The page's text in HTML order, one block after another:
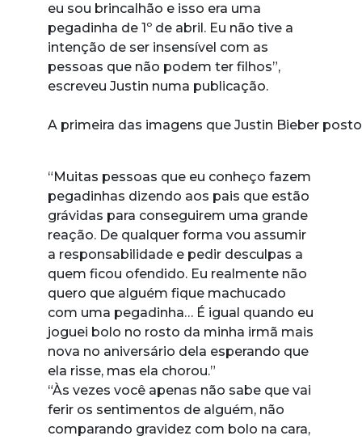
eu sou brincalhão e isso era uma
pegadinha de 1º de abril. Eu não tive a
intenção de ser insensível com as
pessoas que não podem ter filhos”,
escreveu Justin numa publicação.
A primeira das imagens que Justin Bieber
“Muitas pessoas que eu conheço fazem
pegadinhas dizendo aos pais que estão
grávidas para conseguirem uma grande
reação. De qualquer forma vou assumir
a responsabilidade e pedir desculpas a
quem ficou ofendido. Eu realmente não
quero que alguém fique machucado
com uma pegadinha… É igual quando eu
joguei bolo no rosto da minha irmã mais
nova no aniversário dela esperando que
ela risse, mas ela chorou.”
“Às vezes você apenas não sabe que vai
ferir os sentimentos de alguém, não
comparando gravidez com bolo na cara,